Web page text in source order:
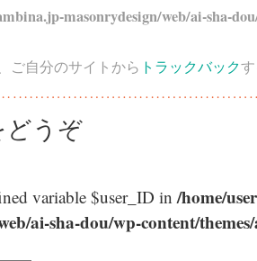
masonrydesign/web/ai-sha-
ご自分のサイトから トラックバック
どうぞ
variable $user_ID in/home/
ai-sha-dou/wp-content/